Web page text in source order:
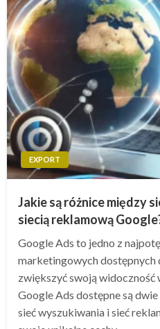
EXPORT
Jakie są różnice między
siecią reklamową
Google Ads to jedno z
marketingowych dostępnych
zwiększyć swoją widoczność
Google Ads dostępne są
sieć wyszukiwania i sieć